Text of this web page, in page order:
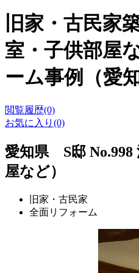
旧家・古民家
室・子供部屋
ーム事例（愛
閲覧履歴(0)
お気に入り(0)
愛知県 S邸 No.998
屋など）
旧家・古民家
全面リフォーム